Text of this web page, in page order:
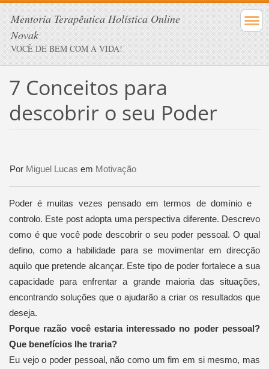
Mentoria Terapêutica Holística Online
Novak
VOCÊ DE BEM COM A VIDA!
7 Conceitos para
descobrir o seu Poder
Por Miguel Lucas em Motivação
Poder é muitas vezes pensado em termos de domínio e
controlo. Este post adopta uma perspectiva diferente. Descrevo
como é que você pode descobrir o seu poder pessoal. O qual
defino, como a habilidade para se movimentar em direcção
aquilo que pretende alcançar. Este tipo de poder fortalece a sua
capacidade para enfrentar a grande maioria das situações,
encontrando soluções que o ajudarão a criar os resultados que
deseja.
Porque razão você estaria interessado no poder pessoal?
Que benefícios lhe traria?
Eu vejo o poder pessoal, não como um fim em si mesmo, mas